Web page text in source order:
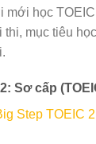
mới học
thi, mục tiêu
Sơ cấp